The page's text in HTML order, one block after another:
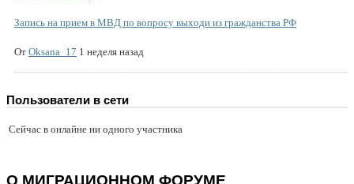
Запись на прием в МВД по вопросу выходи из гражданства РФ
От Oksana_17 1 неделя назад
Пользователи в сети
Сейчас в онлайне ни одного участника
О МИГРАЦИОННОМ ФОРУМЕ